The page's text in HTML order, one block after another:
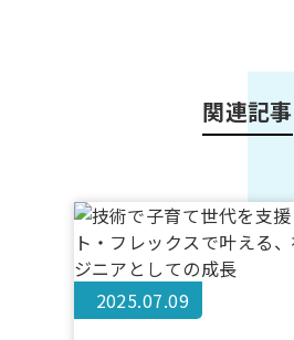
関連記事
2025.07.09